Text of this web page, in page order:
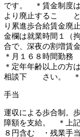
です。 ＊賃金制度
より廃止するこ と
り累進歩合給賃金
金欄は就業時間１
合で、深夜の割増賃
＊月１６８時間勤
＊定年年齢以上の方
相談下 さい。 ＊オ
手当
運収による歩合制。
障額を支給。 ＊上記
８円含む ・残業手当